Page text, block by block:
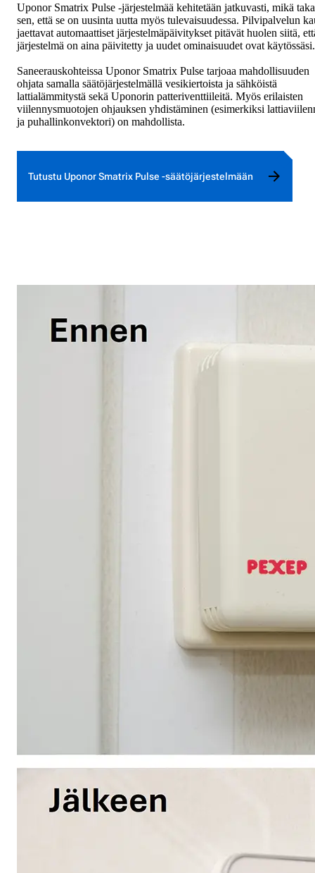
Uponor Smatrix Pulse -järjestelmää kehitetään jatkuvasti, mikä
sen, että se on uusinta uutta myös tulevaisuudessa. Pilvipalvelun
jaettavat automaattiset järjestelmäpäivitykset pitävät huolen siitä,
järjestelmä on aina päivitetty ja uudet ominaisuudet ovat käytössäsi.
Saneerauskohteissa Uponor Smatrix Pulse tarjoaa mahdollisuuden
ohjata samalla säätöjärjestelmällä vesikiertoista ja sähköistä
lattialämmitystä sekä Uponorin patteriventtiileitä. Myös erilaisten
viilennysmuotojen ohjauksen yhdistäminen (esimerkiksi
ja puhallinkonvektori) on mahdollista.
Tutustu Uponor Smatrix Pulse -säätöjärjestelmään